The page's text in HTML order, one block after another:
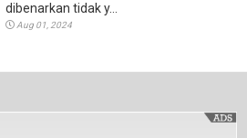
dibenarkan tidak y...
Aug 01, 2024